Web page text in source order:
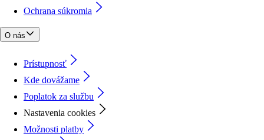
Ochrana súkromia
O nás
Prístupnosť
Kde dovážame
Poplatok za službu
Nastavenia cookies
Možnosti platby